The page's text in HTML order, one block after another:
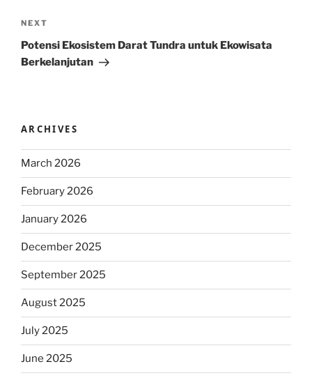
Next
Post
NEXT
Potensi Ekosistem Darat Tundra untuk Ekowisata
Berkelanjutan
ARCHIVES
March 2026
February 2026
January 2026
December 2025
September 2025
August 2025
July 2025
June 2025